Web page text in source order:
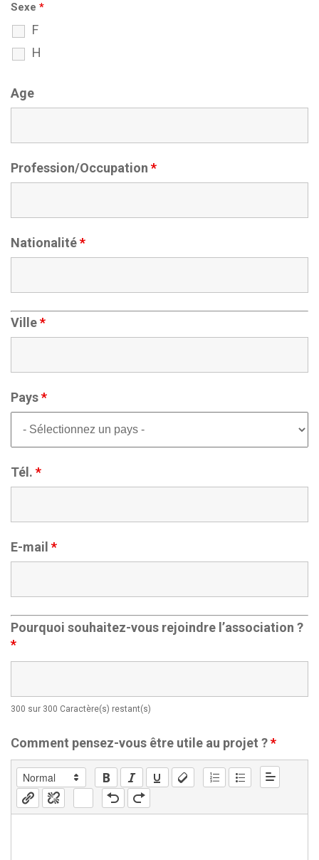
Sexe *
F
H
Age
Profession/Occupation *
Nationalité*
Ville*
Pays*
Tél. *
E-mail *
Pourquoi souhaitez-vous rejoindre l’association ?
*
300 sur 300 Caractère(s) restant(s)
Comment pensez-vous être utile au projet ?*